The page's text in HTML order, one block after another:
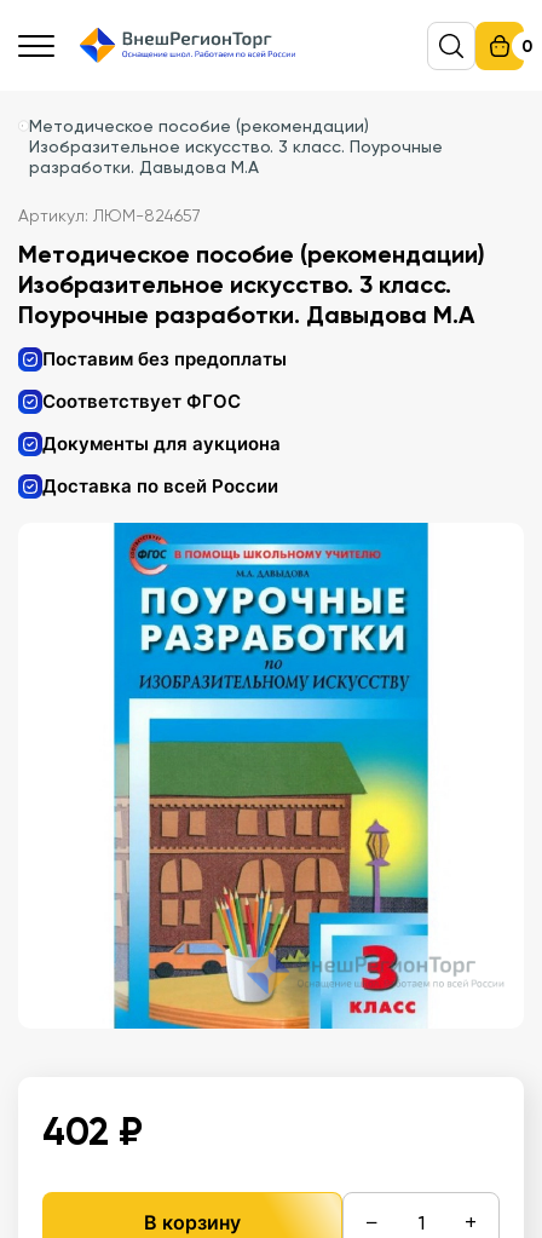
0
Методическое пособие (рекомендации)
Изобразительное искусство. 3 класс. Поурочные
разработки. Давыдова М.А
Артикул: ЛЮМ-824657
Методическое пособие (рекомендации)
Изобразительное искусство. 3 класс.
Поурочные разработки. Давыдова М.А
Поставим без предоплаты
Соответствует ФГОС
Документы для аукциона
Доставка по всей России
402 ₽
В корзину − +